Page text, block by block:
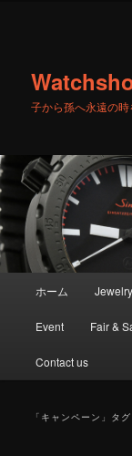
へ
移
動
移
動
子から孫へ永遠の
ュ
ホーム Jewelry
Event Fair &
Contact us
「 キャンペーン 」タ